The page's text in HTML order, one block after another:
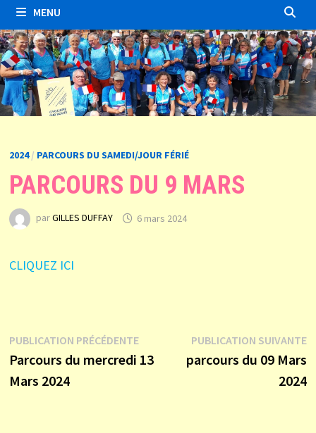
MENU
2024/ PARCOURS DU SAMEDI/JOUR FÉRIÉ
PARCOURS DU 9 MARS
parGILLES DUFFAY 6 mars 2024
CLIQUEZ ICI
Navigation
PUBLICATION PRÉCÉDENTEPublication
précédente :
Parcours du mercredi 13
Mars 2024
PUBLICATION SUIVANTE
parcours du 09 Mars
2024